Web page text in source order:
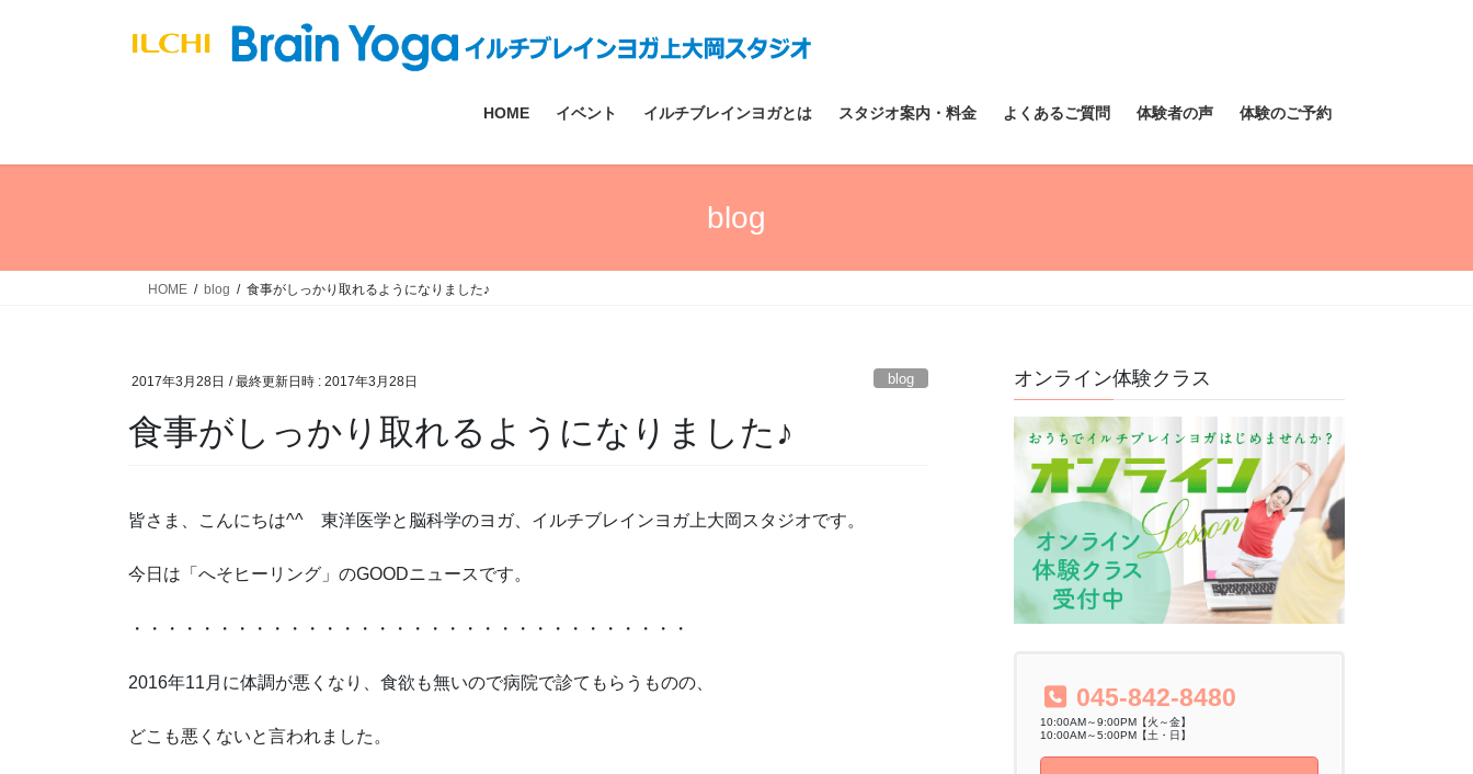
ス
ン
HOME イベント イルチブレインヨガとは スタジオ案内・料金 よくあるご質問 体験者の声 体験のご予約
blog
HOME blog 食事がしっかり取れるようになりました♪
2017年3月28日 / 最終更新日時 : 2017年3月28日 blog
食事がしっかり取れるようになりました♪
皆さま、こんにちは^^ 東洋医学と脳科学のヨガ、イルチブレインヨガ上大岡スタジオです。
今日は「へそヒーリング」のGOODニュースです。
・・・・・・・・・・・・・・・・・・・・・・・・・・・・・・・・
2016年11月に体調が悪くなり、食欲も無いので病院で診てもらうものの、
どこも悪くないと言われました。
オンライン体験クラス
045-842-8480
10:00AM～9:00PM【火～金】
10:00AM～5:00PM【土・日】